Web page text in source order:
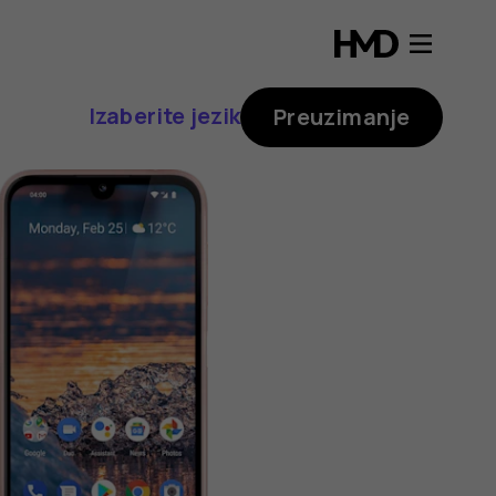
Izaberite jezik Preuzimanje